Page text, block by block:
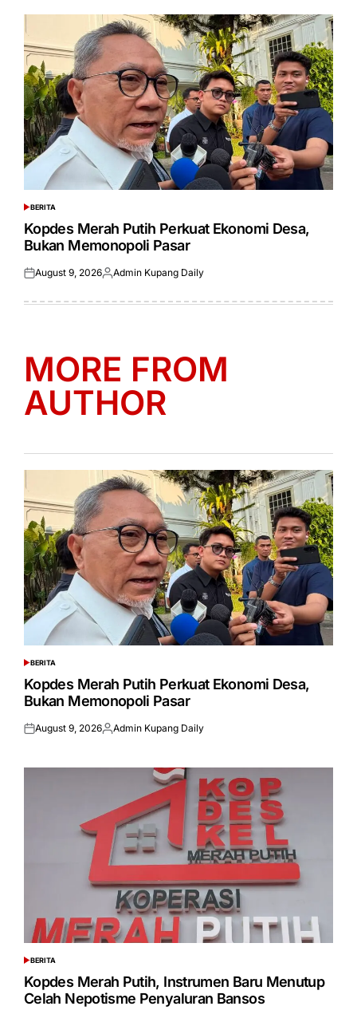
POSTED
IN
BERITA
Kopdes Merah Putih Perkuat Ekonomi Desa,
Bukan Memonopoli Pasar
Posted
August 9, 2026Posted
Admin Kupang Daily
MORE FROM
AUTHOR
POSTED
IN
BERITA
Kopdes Merah Putih Perkuat Ekonomi Desa,
Bukan Memonopoli Pasar
Posted
August 9, 2026Posted
Admin Kupang Daily
POSTED
IN
BERITA
Kopdes Merah Putih, Instrumen Baru Menutup
Celah Nepotisme Penyaluran Bansos